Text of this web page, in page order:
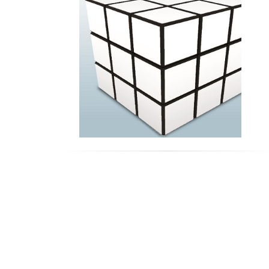
Edile, costruzioni e grandi opere
Commercio all'ingrosso e servizi connessi
Grande distribuzione, distribuzione organizzata e
servizi connessi
Alberghi e ristoranti
Trasporti
Turismo
Telecomunicazioni (servizi)
Banche e parabancario